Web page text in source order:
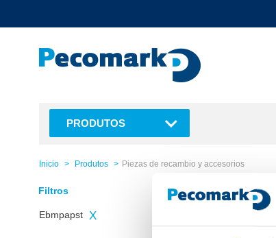
PRODUTOS
Inicio Produtos Piezas de recambio y accesorios
Filtros
Ebmpapst X
1 Produtos encontrados